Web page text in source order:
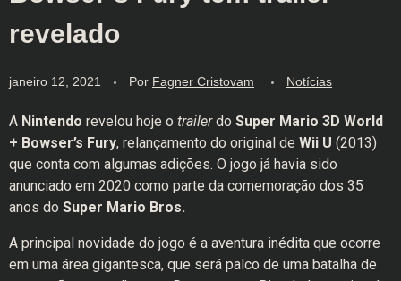
revelado
janeiro 12, 2021 Por Fagner Cristovam Notícias
A Nintendo revelou hoje o trailerdo Super Mario 3D World
+ Bowser’s Fury, relançamento do original de Wii U (2013)
que conta com algumas adições. O jogo já havia sido
anunciado em 2020 como parte da comemoração dos 35
anos do Super Mario Bros.
A principal novidade do jogo é a aventura inédita que ocorre
em uma área gigantesca, que será palco de uma batalha de